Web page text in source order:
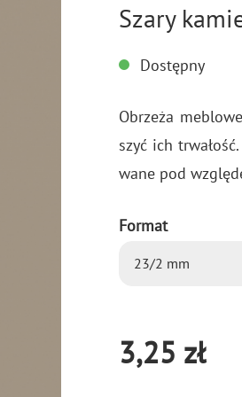
Szary
Dostępny
Obrze­ża
szyć ich
wa­ne pod
Format
3,25 zł